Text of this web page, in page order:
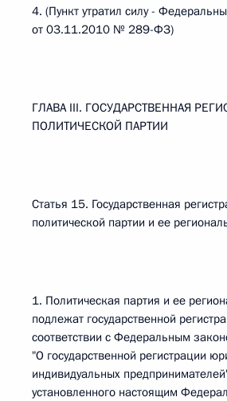
4. (Пункт утратил силу -
от 03.11.2010 № 289-ФЗ)
ГЛАВА III. ГОСУДАРСТВЕННАЯ
ПОЛИТИЧЕСКОЙ ПАРТИИ
Статья 15. Государственная
политической партии и ее
1. Политическая партия и ее
подлежат государственной
соответствии с Федеральным
"О государственной регистрации
индивидуальных
установленного настоящим